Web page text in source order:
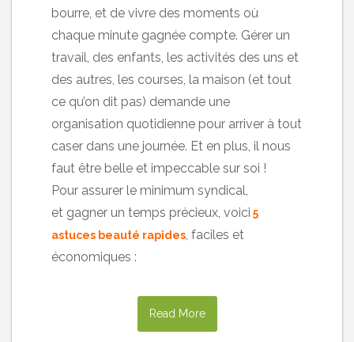
bourre, et de vivre des moments où
chaque minute gagnée compte. Gérer un
travail, des enfants, les activités des uns et
des autres, les courses, la maison (et tout
ce qu’on dit pas) demande une
organisation quotidienne pour arriver à tout
caser dans une journée. Et en plus, il nous
faut être belle et impeccable sur soi !
Pour assurer le minimum syndical,
et gagner un temps précieux, voici 5
astuces beauté rapides, faciles et
économiques :
Read More